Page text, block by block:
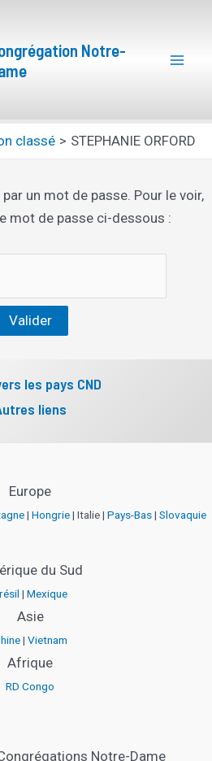
Notre-
classé STEPHANIE ORFORD
un mot de passe. Pour le voir,
mot de passe ci-dessous :
les pays CND
liens
Europe
| Hongrie| Italie | Pays-Bas| Slovaquie
du Sud
| Mexique
Asie
| Vietnam
Afrique
RD Congo
Notre-Dame